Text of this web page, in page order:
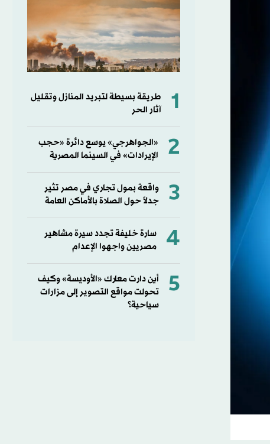
1
طريقة بسيطة لتبريد المنازل وتقليل
آثار الحر
2
«الجواهرجي» يوسع دائرة «حجب
الإيرادات» في السينما المصرية
3
واقعة بمول تجاري في مصر تثير
جدلاً حول الصلاة بالأماكن العامة
4
سارة خليفة تجدد سيرة مشاهير
مصريين واجهوا الإعدام
5
أين دارت معارك «الأوديسة» وكيف
تحولت مواقع التصوير إلى مزارات
سياحية؟